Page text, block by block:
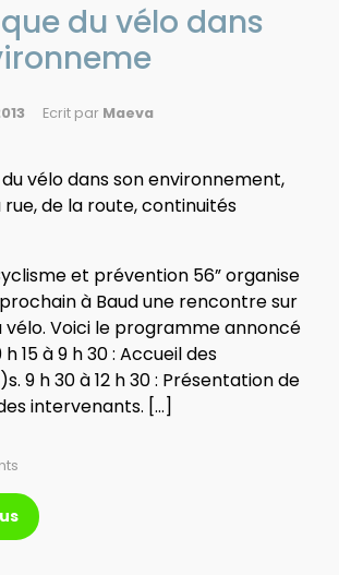
du vélo dans
Ecrit par Maeva
et prévention 56” organise
à Baud une rencontre sur
vélo. Voici le programme annoncé
15 à 9 h 30 : Accueil des
9 h 30 à 12 h 30 : Présentation de
intervenants. […]